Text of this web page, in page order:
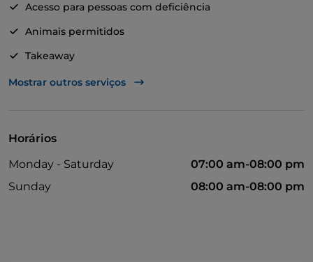
Acesso para pessoas com deficiência
Animais permitidos
Takeaway
Multibanco
Mostrar outros serviços
Horários
Monday - Saturday
07:00 am-08:00 pm
Sunday
08:00 am-08:00 pm